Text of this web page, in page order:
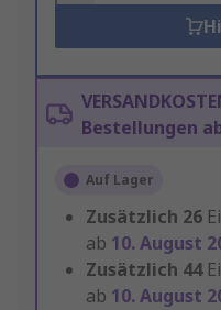
Bestellungen
Auf Lager
Zusätzlich 26
ab 10. August
Zusätzlich 44
ab 10. August